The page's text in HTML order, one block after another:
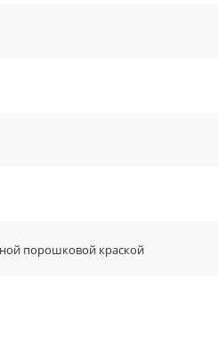
порошковой краской